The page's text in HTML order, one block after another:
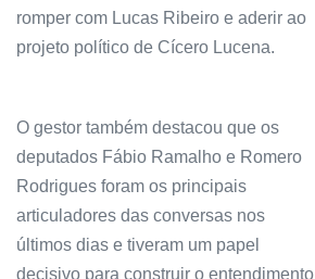
romper com Lucas Ribeiro e aderir ao
projeto político de Cícero Lucena.
O gestor também destacou que os
deputados Fábio Ramalho e Romero
Rodrigues foram os principais
articuladores das conversas nos
últimos dias e tiveram um papel
decisivo para construir o entendimento